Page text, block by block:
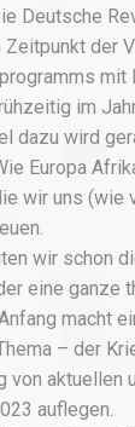
Deutsche
Zeitpunkt der
mit
im
dazu wird
Europa
wir uns (wie
wir schon
eine ganze
macht
– der
von aktuellen
auflegen.